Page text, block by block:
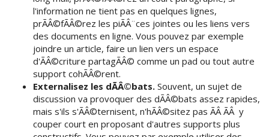
l'information ne tient pas en quelques lignes,
prÃÂ©fÃÂ©rez les piÃÂ¨ces jointes ou les liens vers
des documents en ligne. Vous pouvez par exemple
joindre un article, faire un lien vers un espace
d'ÃÂ©criture partagÃÂ© comme un pad ou tout autre
support cohÃÂ©rent.
Externalisez les dÃÂ©bats. Souvent, un sujet de
discussion va provoquer des dÃÂ©bats assez rapides,
mais s'ils s'ÃÂ©ternisent, n'hÃÂ©sitez pas ÃÂ ÃÂ y
couper court en proposant d'autres supports plus